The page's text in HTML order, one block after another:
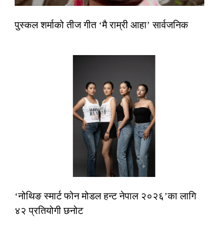
पुस्कल शर्माको तीज गीत ‘मै राम्री आहा’ सार्वजनिक
‘नोथिङ स्मार्ट फोन मोडल हन्ट नेपाल २०२६’का लागि
४२ प्रतियोगी छनोट